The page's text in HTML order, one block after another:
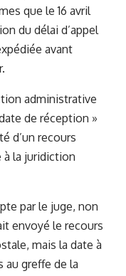
que le 16 avril
du délai d’appel
avant
administrative
de réception »
d’un recours
à la juridiction
par le juge, non
envoyé le recours
mais la date à
au greffe de la